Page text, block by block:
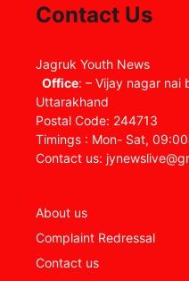
Contact Us
Jagruk Youth News
Office: – Vijay nagar nai
Uttarakhand
Postal Code: 244713
Timings : Mon- Sat,
Contact us:
About us
Complaint Redressal
Contact us